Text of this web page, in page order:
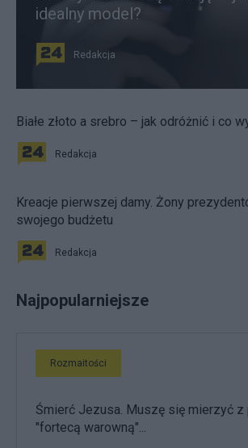
idealny model?
Redakcja
Białe złoto a srebro – jak odróżnić i co
Redakcja
Kreacje pierwszej damy. Żony
swojego budżetu
Redakcja
Najpopularniejsze
Rozmaitości
Śmierć Jezusa. Muszę się mierzyć z
"fortecą warowną"...